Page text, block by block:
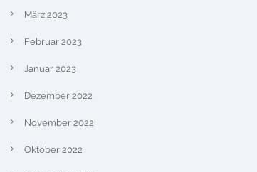
März 2023
Februar 2023
Januar 2023
Dezember 2022
November 2022
Oktober 2022